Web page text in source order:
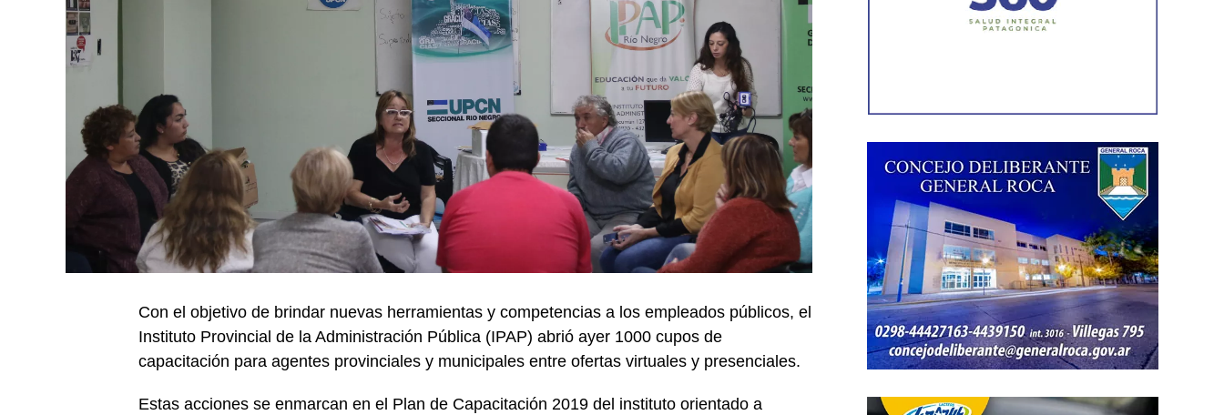
Con el objetivo de brindar nuevas herramientas y competencias a los empleados públicos, el
Instituto Provincial de la Administración Pública (IPAP) abrió ayer 1000 cupos de
capacitación para agentes provinciales y municipales entre ofertas virtuales y presenciales.
Estas acciones se enmarcan en el Plan de Capacitación 2019 del instituto orientado a